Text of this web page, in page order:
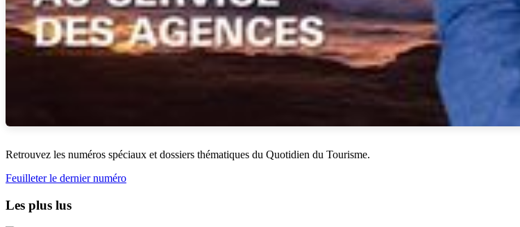
Retrouvez les numéros spéciaux et dossiers thématiques du Quotidien du Tourisme.
Feuilleter le dernier numéro
Les plus lus